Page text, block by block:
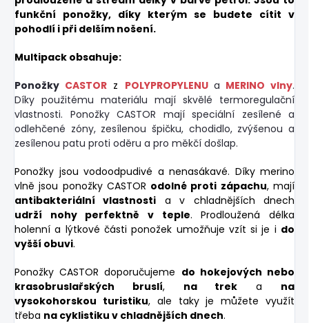
funkční ponožky, díky kterým se budete cítit v
pohodlí i při delším nošení.
Multipack obsahuje:
Ponožky CASTOR z POLYPROPYLENU a MERINO vlny.
Díky použitému materiálu mají skvělé termoregulační
vlastnosti. Ponožky CASTOR mají speciální zesílené a
odlehčené zóny, zesílenou špičku, chodidlo, zvýšenou a
zesílenou patu proti oděru a pro měkčí došlap.
Ponožky jsou vodoodpudivé a nenasákavé. Díky merino
vlně jsou ponožky CASTOR odolné proti zápachu, mají
antibakteriální vlastnosti a v chladnějších dnech
udrží nohy perfektně v teple. Prodloužená délka
holenní a lýtkové části ponožek umožňuje vzít si je i do
vyšší obuvi.
Ponožky CASTOR doporučujeme do hokejových nebo
krasobruslařských bruslí, na trek a na
vysokohorskou turistiku, ale taky je můžete využít
třeba na cyklistiku v chladnějších dnech.